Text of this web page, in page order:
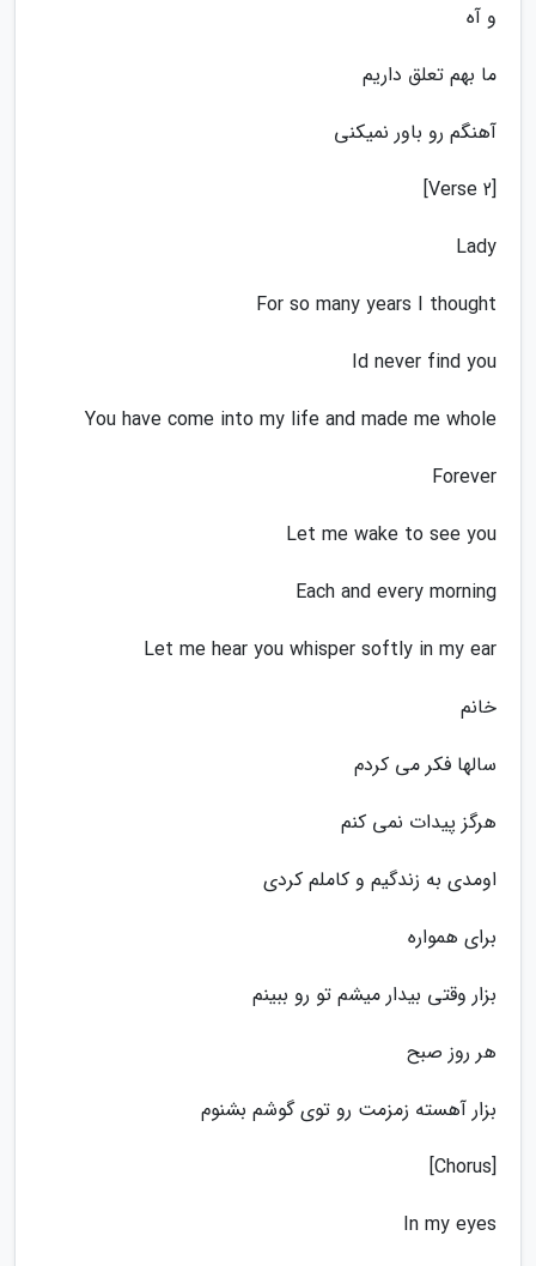
و آه
ما بهم تعلق داریم
آهنگم رو باور نمیکنی
[Verse 2]
Lady
For so many years I thought
Id never find you
You have come into my life and made me whole
Forever
Let me wake to see you
Each and every morning
Let me hear you whisper softly in my ear
خانم
سالها فکر می کردم
هرگز پیدات نمی کنم
اومدی به زندگیم و کاملم کردی
برای همواره
بزار وقتی بیدار میشم تو رو ببینم
هر روز صبح
بزار آهسته زمزمت رو توی گوشم بشنوم
[Chorus]
In my eyes